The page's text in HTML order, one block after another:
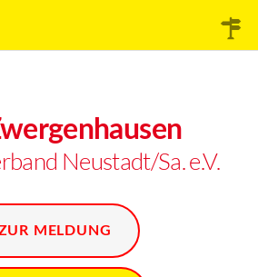
Neustadt/Sa. e.V.
MELDUNG